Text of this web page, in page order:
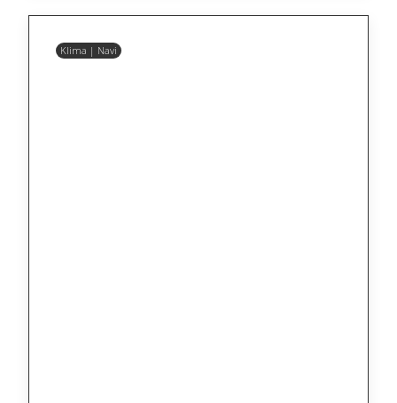
Klima | Navi